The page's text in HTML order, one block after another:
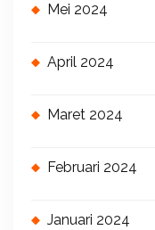
Mei 2024
April 2024
Maret 2024
Februari 2024
Januari 2024